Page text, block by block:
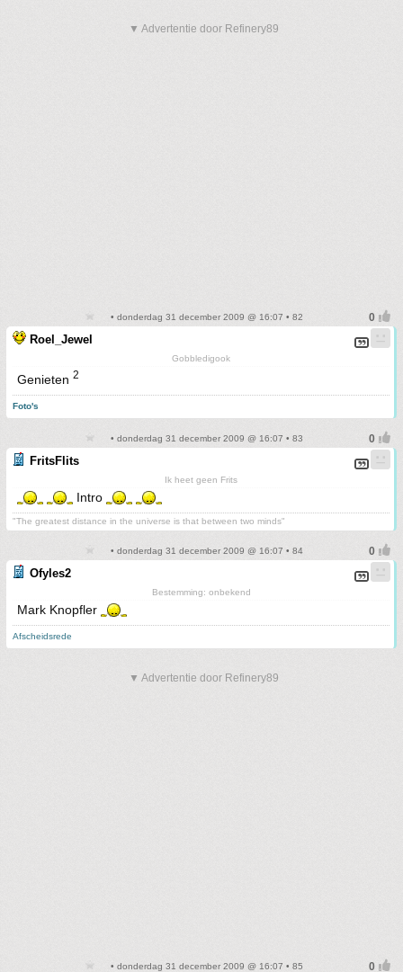
▼ Advertentie door Refinery89
• donderdag 31 december 2009 @ 16:07 • 82
Roel_Jewel
Gobbledigook
Genieten 2
Foto's
• donderdag 31 december 2009 @ 16:07 • 83
FritsFlits
Ik heet geen Frits
Intro
"The greatest distance in the universe is that between two minds"
• donderdag 31 december 2009 @ 16:07 • 84
Ofyles2
Bestemming: onbekend
Mark Knopfler
Afscheidsrede
▼ Advertentie door Refinery89
• donderdag 31 december 2009 @ 16:07 • 85